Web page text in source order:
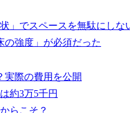
」でスペースを無駄にしな
の強度」が必須だった
実際の費用を公開
約3万5千円
らこそ？